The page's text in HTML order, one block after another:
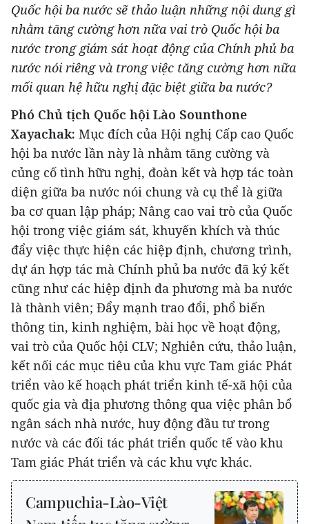
Quốc hội ba nước sẽ thảo luận những nội dung gì
nhằm tăng cường hơn nữa vai trò Quốc hội ba
nước trong giám sát hoạt động của Chính phủ ba
nước nói riêng và trong việc tăng cường hơn nữa
mối quan hệ hữu nghị đặc biệt giữa ba nước?
Phó Chủ tịch Quốc hội Lào Sounthone
Xayachak: Mục đích của Hội nghị Cấp cao Quốc
hội ba nước lần này là nhằm tăng cường và
củng cố tình hữu nghị, đoàn kết và hợp tác toàn
diện giữa ba nước nói chung và cụ thể là giữa
ba cơ quan lập pháp; Nâng cao vai trò của Quốc
hội trong việc giám sát, khuyến khích và thúc
đẩy việc thực hiện các hiệp định, chương trình,
dự án hợp tác mà Chính phủ ba nước đã ký kết
cũng như các hiệp định đa phương mà ba nước
là thành viên; Đẩy mạnh trao đổi, phổ biến
thông tin, kinh nghiệm, bài học về hoạt động,
vai trò của Quốc hội CLV; Nghiên cứu, thảo luận,
kết nối các mục tiêu của khu vực Tam giác Phát
triển vào kế hoạch phát triển kinh tế-xã hội của
quốc gia và địa phương thông qua việc phân bổ
ngân sách nhà nước, huy động đầu tư trong
nước và các đối tác phát triển quốc tế vào khu
Tam giác Phát triển và các khu vực khác.
Campuchia-Lào-Việt